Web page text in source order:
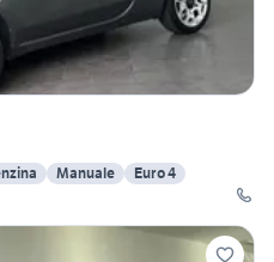
Manuale
Euro 4